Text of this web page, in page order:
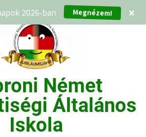
Német
Általános
Iskola
2026-ban Megnézem! ×